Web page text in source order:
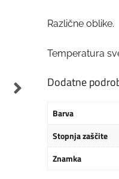
Različne oblike.
Temperatura
Dodatne
Barva
Stopnja zaščite
Znamka